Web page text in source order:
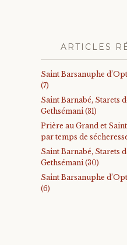
ARTICLES
Saint Barsanuphe
(7)
Saint Barnabé, Starets
Gethsémani (31)
Prière au Grand et
par temps de
Saint Barnabé, Starets
Gethsémani (30)
Saint Barsanuphe
(6)